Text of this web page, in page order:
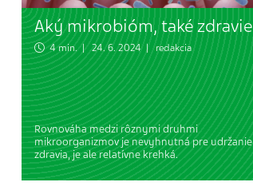
Aký mikrobióm, také zdravie
4 min. | 24. 6. 2024 | redakcia
Rovnováha medzi rôznymi druhmi
mikroorganizmov je nevyhnutná pre udržanie
zdravia, je ale relatívne krehká.